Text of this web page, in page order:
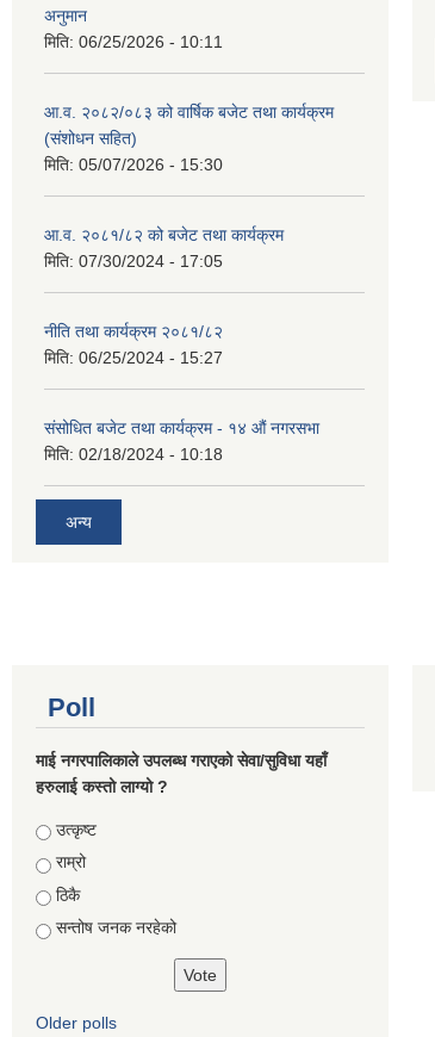
अनुमान
मिति: 06/25/2026 - 10:11
आ.व. २०८२/०८३ को वार्षिक बजेट तथा कार्यक्रम
(संशोधन सहित)
मिति: 05/07/2026 - 15:30
आ.व. २०८१/८२ को बजेट तथा कार्यक्रम
मिति: 07/30/2024 - 17:05
नीति तथा कार्यक्रम २०८१/८२
मिति: 06/25/2024 - 15:27
संसोधित बजेट तथा कार्यक्रम - १४ औं नगरसभा
मिति: 02/18/2024 - 10:18
अन्य
Poll
माई नगरपालिकाले उपलब्ध गराएको सेवा/सुविधा यहाँ
हरुलाई कस्तो लाग्यो ?
Choices
उत्कृष्ट
राम्रो
ठिकै
सन्तोष जनक नरहेको
Older polls